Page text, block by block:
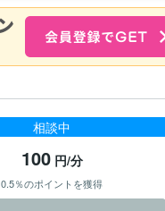
相談中
100円/分
0.5％のポイントを獲得